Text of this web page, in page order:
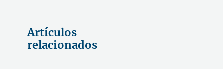
Artículos
relacionados